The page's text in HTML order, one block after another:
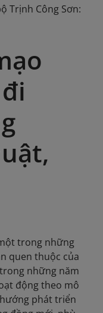
Trịnh Công Sơn:
trong những
quen thuộc của
những năm
động theo mô
phát triển